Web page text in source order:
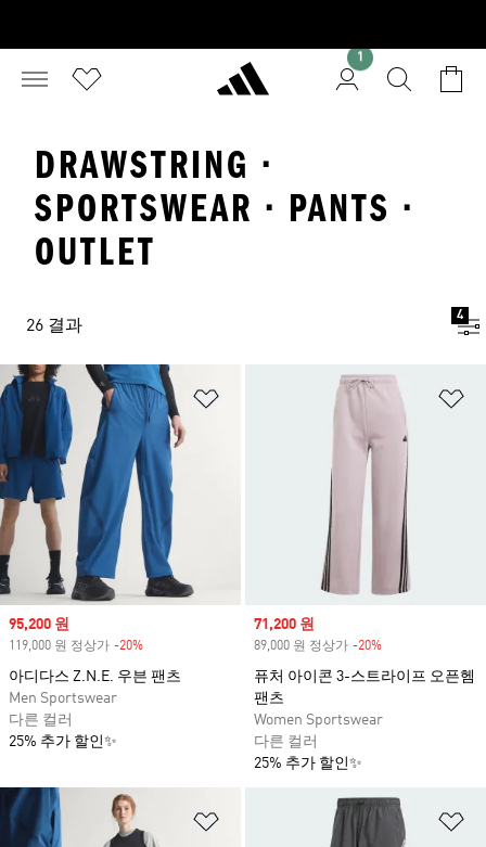
1
DRAWSTRING ·
SPORTSWEAR · PANTS ·
OUTLET
26 결과
4
위시리스트 담기
Sale price
95,200 원
119,000 원 정상가 -20%
아디다스 Z.N.E. 우븐 팬츠
Men Sportswear
다른 컬러
25% 추가 할인✨
Sale price
71,200 원
89,000 원 정상가 -20%
퓨처 아이콘 3-스트라이프 오픈헴
팬츠
Women Sportswear
다른 컬러
25% 추가 할인✨
위시리스트 담기